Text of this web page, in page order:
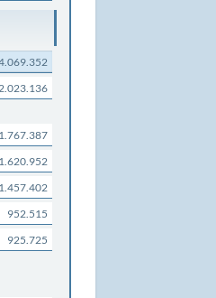
1.767.387
1.620.952
1.457.402
952.515
925.725